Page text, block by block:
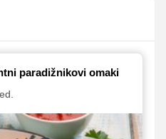
paradižnikovi omaki